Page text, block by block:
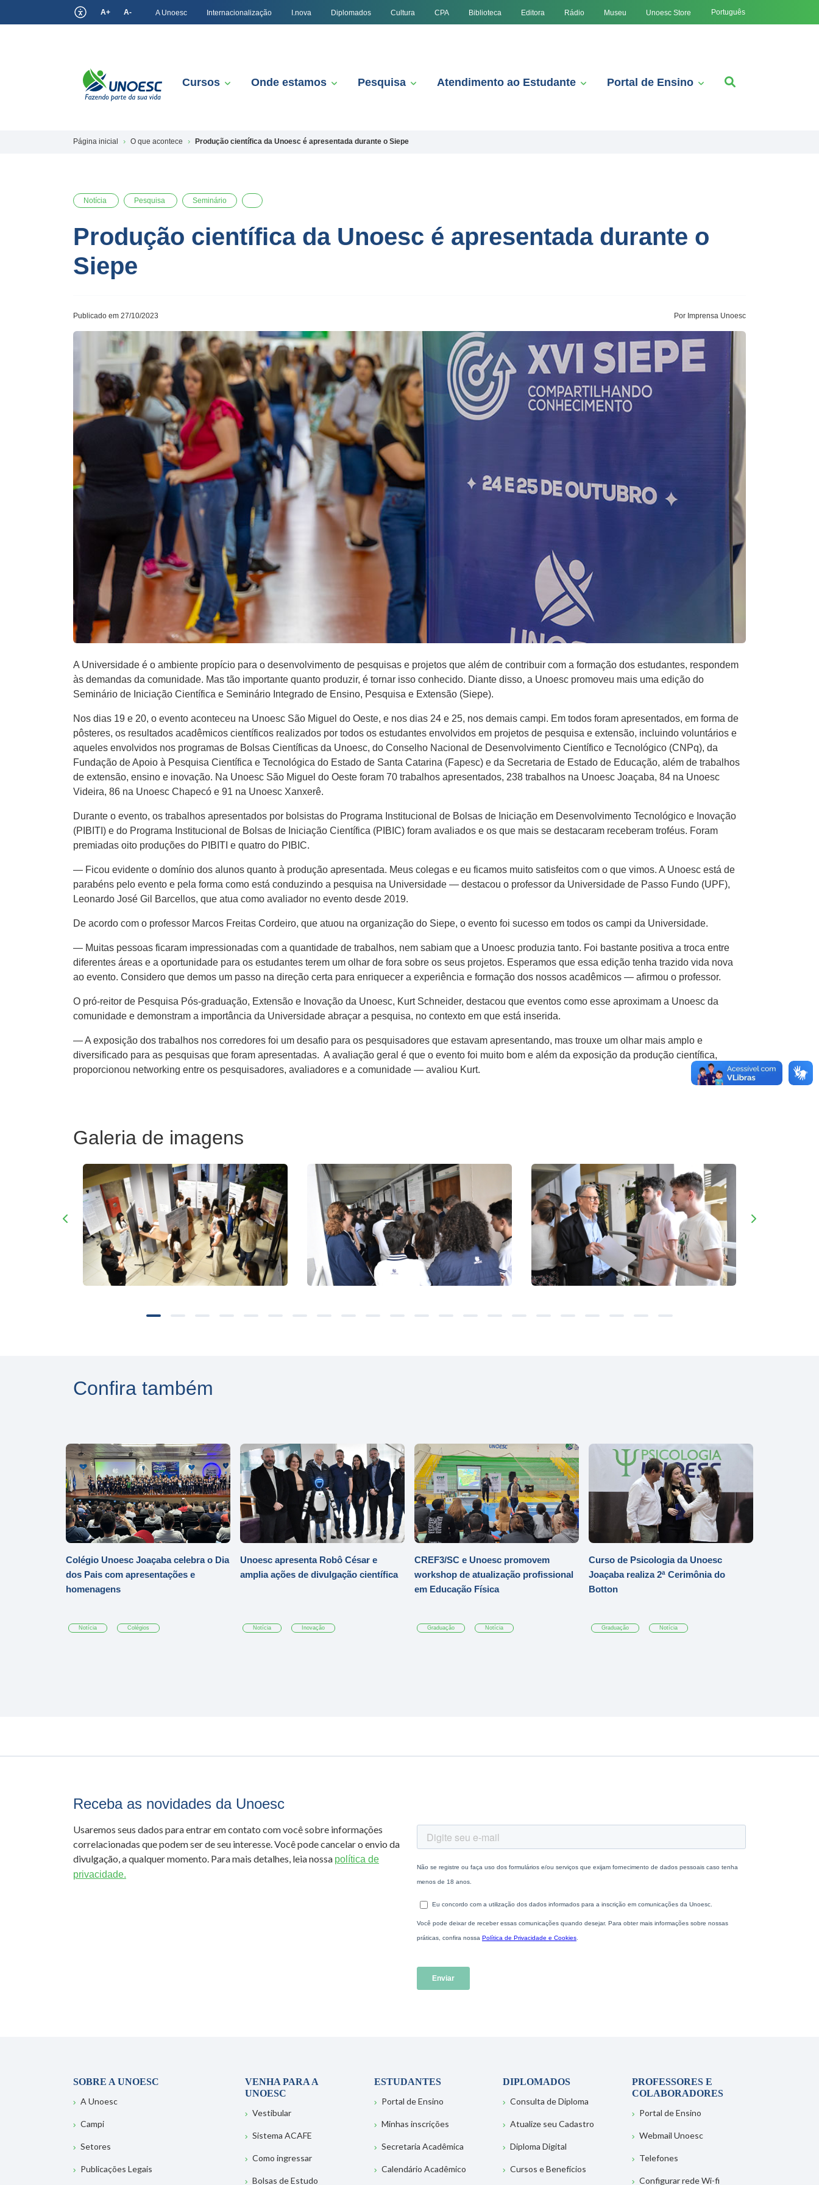
A+ A- A Unoesc Internacionalização I.nova Diplomados Cultura CPA Biblioteca Editora Rádio Museu Unoesc Store Português
Cursos Onde estamos Pesquisa Atendimento ao Estudante Portal de Ensino
Página inicial O que acontece Produção científica da Unoesc é apresentada durante o Siepe
Notícia Pesquisa Seminário
Produção científica da Unoesc é apresentada durante o
Siepe
Publicado em 27/10/2023 Por Imprensa Unoesc
A Universidade é o ambiente propício para o desenvolvimento de pesquisas e projetos que além de contribuir com a formação dos estudantes, respondem
às demandas da comunidade. Mas tão importante quanto produzir, é tornar isso conhecido. Diante disso, a Unoesc promoveu mais uma edição do
Seminário de Iniciação Científica e Seminário Integrado de Ensino, Pesquisa e Extensão (Siepe).
Nos dias 19 e 20, o evento aconteceu na Unoesc São Miguel do Oeste, e nos dias 24 e 25, nos demais campi. Em todos foram apresentados, em forma de
pôsteres, os resultados acadêmicos científicos realizados por todos os estudantes envolvidos em projetos de pesquisa e extensão, incluindo voluntários e
aqueles envolvidos nos programas de Bolsas Científicas da Unoesc, do Conselho Nacional de Desenvolvimento Científico e Tecnológico (CNPq), da
Fundação de Apoio à Pesquisa Científica e Tecnológica do Estado de Santa Catarina (Fapesc) e da Secretaria de Estado de Educação, além de trabalhos
de extensão, ensino e inovação. Na Unoesc São Miguel do Oeste foram 70 trabalhos apresentados, 238 trabalhos na Unoesc Joaçaba, 84 na Unoesc
Videira, 86 na Unoesc Chapecó e 91 na Unoesc Xanxerê.
Durante o evento, os trabalhos apresentados por bolsistas do Programa Institucional de Bolsas de Iniciação em Desenvolvimento Tecnológico e Inovação
(PIBITI) e do Programa Institucional de Bolsas de Iniciação Científica (PIBIC) foram avaliados e os que mais se destacaram receberam troféus. Foram
premiadas oito produções do PIBITI e quatro do PIBIC.
— Ficou evidente o domínio dos alunos quanto à produção apresentada. Meus colegas e eu ficamos muito satisfeitos com o que vimos. A Unoesc está de
parabéns pelo evento e pela forma como está conduzindo a pesquisa na Universidade — destacou o professor da Universidade de Passo Fundo (UPF),
Leonardo José Gil Barcellos, que atua como avaliador no evento desde 2019.
De acordo com o professor Marcos Freitas Cordeiro, que atuou na organização do Siepe, o evento foi sucesso em todos os campi da Universidade.
— Muitas pessoas ficaram impressionadas com a quantidade de trabalhos, nem sabiam que a Unoesc produzia tanto. Foi bastante positiva a troca entre
diferentes áreas e a oportunidade para os estudantes terem um olhar de fora sobre os seus projetos. Esperamos que essa edição tenha trazido vida nova
ao evento. Considero que demos um passo na direção certa para enriquecer a experiência e formação dos nossos acadêmicos — afirmou o professor.
O pró-reitor de Pesquisa Pós-graduação, Extensão e Inovação da Unoesc, Kurt Schneider, destacou que eventos como esse aproximam a Unoesc da
comunidade e demonstram a importância da Universidade abraçar a pesquisa, no contexto em que está inserida.
— A exposição dos trabalhos nos corredores foi um desafio para os pesquisadores que estavam apresentando, mas trouxe um olhar mais amplo e
diversificado para as pesquisas que foram apresentadas. A avaliação geral é que o evento foi muito bom e além da exposição da produção científica,
proporcionou networking entre os pesquisadores, avaliadores e a comunidade — avaliou Kurt.
Galeria de imagens
Confira também
Colégio Unoesc Joaçaba celebra o Dia
dos Pais com apresentações e
homenagens
Notícia Colégios
Unoesc apresenta Robô César e
amplia ações de divulgação científica
Notícia Inovação
CREF3/SC e Unoesc promovem
workshop de atualização profissional
em Educação Física
Graduação Notícia
Curso de Psicologia da Unoesc
Joaçaba realiza 2ª Cerimônia do
Botton
Graduação Notícia
Receba as novidades da Unoesc
Usaremos seus dados para entrar em contato com você sobre informações
correlacionadas que podem ser de seu interesse. Você pode cancelar o envio da
divulgação, a qualquer momento. Para mais detalhes, leia nossa política de
privacidade.
SOBRE A UNOESC
A Unoesc
Campi
Setores
Publicações Legais
VENHA PARA A
UNOESC
Vestibular
Sistema ACAFE
Como ingressar
Bolsas de Estudo
ESTUDANTES
Portal de Ensino
Minhas inscrições
Secretaria Acadêmica
Calendário Acadêmico
DIPLOMADOS
Consulta de Diploma
Atualize seu Cadastro
Diploma Digital
Cursos e Benefícios
PROFESSORES E
COLABORADORES
Portal de Ensino
Webmail Unoesc
Telefones
Configurar rede Wi-fi